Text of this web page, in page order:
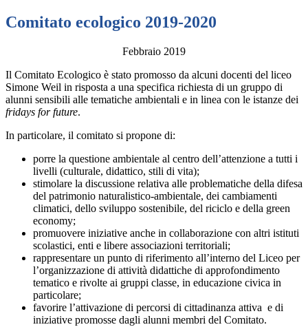
Comitato ecologico 2019-2020
Febbraio 2019
Il Comitato Ecologico è stato promosso da alcuni docenti del liceo
Simone Weil in risposta a una specifica richiesta di un gruppo di
alunni sensibili alle tematiche ambientali e in linea con le istanze dei
fridays for future.
In particolare, il comitato si propone di:
porre la questione ambientale al centro dell’attenzione a tutti i
livelli (culturale, didattico, stili di vita);
stimolare la discussione relativa alle problematiche della difesa
del patrimonio naturalistico-ambientale, dei cambiamenti
climatici, dello sviluppo sostenibile, del riciclo e della green
economy;
promuovere iniziative anche in collaborazione con altri istituti
scolastici, enti e libere associazioni territoriali;
rappresentare un punto di riferimento all’interno del Liceo per
l’organizzazione di attività didattiche di approfondimento
tematico e rivolte ai gruppi classe, in educazione civica in
particolare;
favorire l’attivazione di percorsi di cittadinanza attiva e di
iniziative promosse dagli alunni membri del Comitato.